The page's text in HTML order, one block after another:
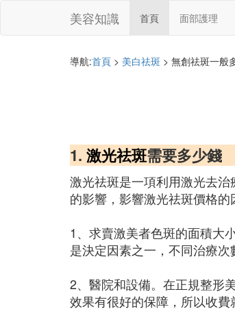
美容知識 首頁 面部護理
導航:首頁 > 美白祛斑 > 無創祛斑一般
1. 激光祛斑需要多少錢
激光祛斑是一項利用激光去
的影響，影響激光祛斑價格的
1、求賣激美者色斑的面積大
是決定因素之一，不同治療次
2、醫院和設備。在正規整形
效果有很好的保障，所以收費